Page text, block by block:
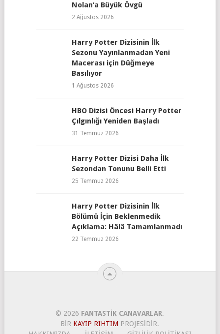
Nolan’a Büyük Övgü
2 Ağustos 2026
Harry Potter Dizisinin İlk
Sezonu Yayınlanmadan Yeni
Macerası için Düğmeye
Basılıyor
1 Ağustos 2026
HBO Dizisi Öncesi Harry Potter
Çılgınlığı Yeniden Başladı
31 Temmuz 2026
Harry Potter Dizisi Daha İlk
Sezondan Tonunu Belli Etti
25 Temmuz 2026
Harry Potter Dizisinin İlk
Bölümü İçin Beklenmedik
Açıklama: Hâlâ Tamamlanmadı
22 Temmuz 2026
© 2026 FANTASTIK CANAVARLAR.
BIR KAYIP RIHTIM PROJESIDIR.